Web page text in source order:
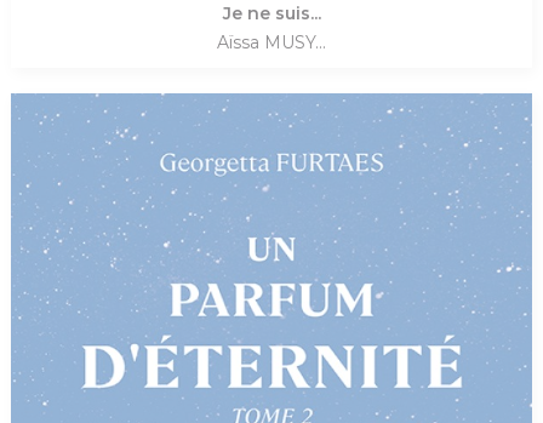
Je ne suis...
Aïssa MUSY...